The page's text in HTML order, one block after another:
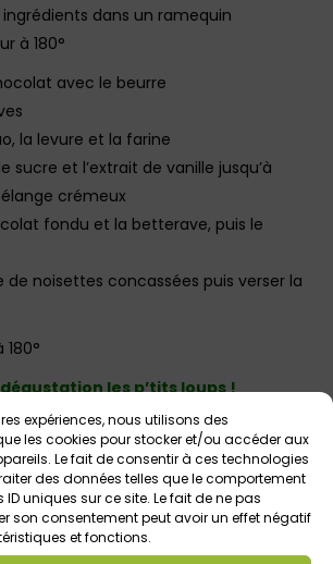
expériences, nous utilisons des
les cookies pour stocker et/ou accéder aux
Le fait de consentir à ces technologies
des données telles que le comportement
uniques sur ce site. Le fait de ne pas
son consentement peut avoir un effet négatif
et fonctions.
dans un ramequin
à 180°
avec le beurre
la levure et la farine
sucre et l’extrait de vanille jusqu’à
crémeux
fondu et la betterave, puis le
de noisettes concassées puis verser la
les p’tits loups !
est proposée par Sandra, fondatrice
O Goût.
avec des produits frais, locaux et
les fruits et légumes sous différentes